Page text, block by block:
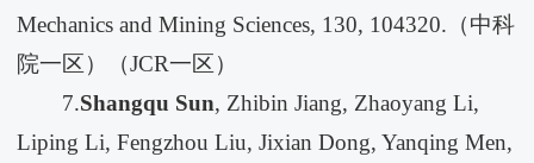
Mechanics and Mining Sciences, 130, 104320.（中科
院一区）（JCR一区）
7.Shangqu Sun, Zhibin Jiang, Zhaoyang Li,
Liping Li, Fengzhou Liu, Jixian Dong, Yanqing Men,